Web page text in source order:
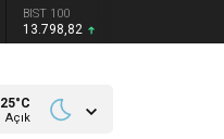
BIST 100
13.798,82
25°C
Açık